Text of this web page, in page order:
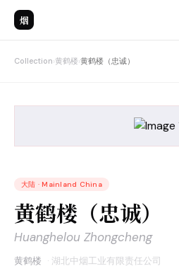
烟
Collection›黄鹤楼›黄鹤楼（忠诚）
大陆 · Mainland China
黄鹤楼（忠诚）
Huanghelou Zhongcheng
黄鹤楼 · 湖北中烟工业有限责任公司